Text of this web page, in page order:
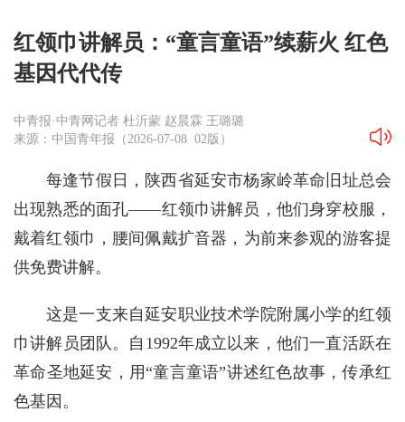
红领巾讲解员：“童言童语”续薪火 红色
基因代代传
中青报·中青网记者 杜沂蒙 赵晨霖 王璐璐
来源：中国青年报（2026-07-08 02版）
每逢节假日，陕西省延安市杨家岭革命旧址总会
出现熟悉的面孔——红领巾讲解员，他们身穿校服，
戴着红领巾，腰间佩戴扩音器，为前来参观的游客提
供免费讲解。
这是一支来自延安职业技术学院附属小学的红领
巾讲解员团队。自1992年成立以来，他们一直活跃在
革命圣地延安，用“童言童语”讲述红色故事，传承红
色基因。